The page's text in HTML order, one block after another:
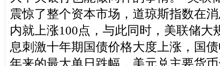
震惊了整个资本市场，道琼斯指数在
内就上涨100点，与此同时，美联储大
息刺激十年期国债价格大度上涨，国
年来的最大单日跌幅，美元兑主要货